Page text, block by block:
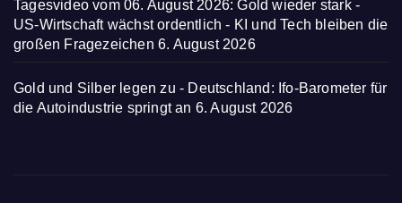
Tagesvideo vom 06. August 2026: Gold wieder stark -
US-Wirtschaft wächst ordentlich - KI und Tech bleiben die
großen Fragezeichen 6. August 2026
Gold und Silber legen zu - Deutschland: Ifo-Barometer für
die Autoindustrie springt an 6. August 2026